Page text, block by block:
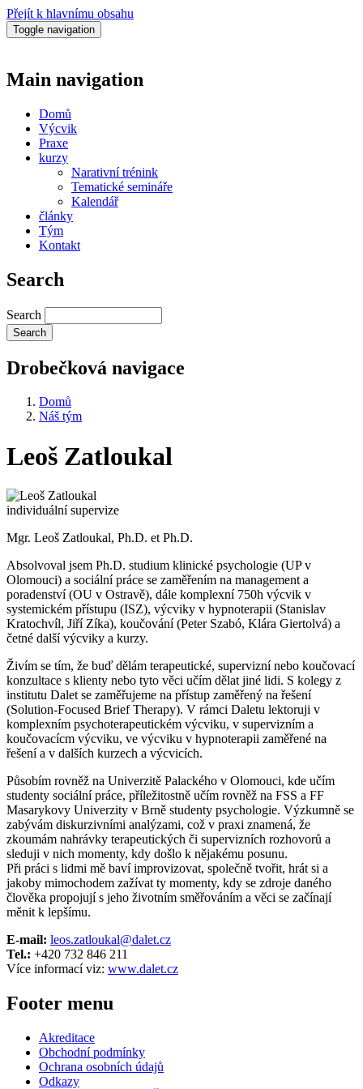
Přejít k hlavnímu obsahu
Toggle navigation
Main navigation
Domů
Výcvik
Praxe
kurzy
Narativní trénink
Tematické semináře
Kalendář
články
Tým
Kontakt
Search
Search
Drobečková navigace
Domů
Náš tým
Leoš Zatloukal
individuální supervize
Mgr. Leoš Zatloukal, Ph.D. et Ph.D.
Absolvoval jsem Ph.D. studium klinické psychologie (UP v
Olomouci) a sociální práce se zaměřením na management a
poradenství (OU v Ostravě), dále komplexní 750h výcvik v
systemickém přístupu (ISZ), výcviky v hypnoterapii (Stanislav
Kratochvíl, Jiří Zíka), koučování (Peter Szabó, Klára Giertolvá) a
četné další výcviky a kurzy.
Živím se tím, že buď dělám terapeutické, supervizní nebo koučovací
konzultace s klienty nebo tyto věci učím dělat jiné lidi. S kolegy z
institutu Dalet se zaměřujeme na přístup zaměřený na řešení
(Solution-Focused Brief Therapy). V rámci Daletu lektoruji v
komplexním psychoterapeutickém výcviku, v supervizním a
koučovacícm výcviku, ve výcviku v hypnoterapii zaměřené na
řešení a v dalších kurzech a výcvicích.
Působím rovněž na Univerzitě Palackého v Olomouci, kde učím
studenty sociální práce, příležitostně učím rovněž na FSS a FF
Masarykovy Univerzity v Brně studenty psychologie. Výzkumně se
zabývám diskurzivními analýzami, což v praxi znamená, že
zkoumám nahrávky terapeutických či supervizních rozhovorů a
sleduji v nich momenty, kdy došlo k nějakému posunu.
Při práci s lidmi mě baví improvizovat, společně tvořit, hrát si a
jakoby mimochodem zažívat ty momenty, kdy se zdroje daného
člověka propojují s jeho životním směřováním a věci se začínají
měnit k lepšímu.
E-mail: leos.zatloukal@dalet.cz
Tel.: +420 732 846 211
Více informací viz: www.dalet.cz
Footer menu
Akreditace
Obchodní podmínky
Ochrana osobních údajů
Odkazy